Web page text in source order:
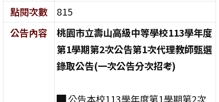
點閱次數
815
公告內容
桃園市立壽山高級中等學校113學年度
第1學期第2次公告第1次代理教師甄選
錄取公告(一次公告分次招考)
█ 公告本校113學年度第1學期第2次